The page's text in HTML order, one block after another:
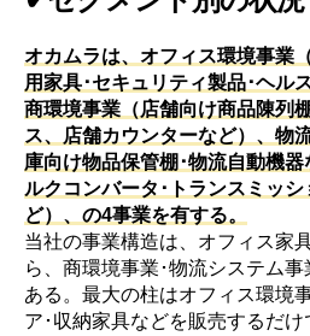
オカムラは、オフィス環境事業
用家具･セキュリティ製品･ヘル
商環境事業（店舗向け商品陳列
ス、店舗カウンターなど）、物
庫向け物品保管棚･物流自動機
ルクコンバータ･トランスミッ
ど）、の4事業を有する。
当社の事業構造は、オフィス家
ら、商環境事業･物流システム
ある。最大の柱はオフィス環境
ア･収納家具などを販売するだ